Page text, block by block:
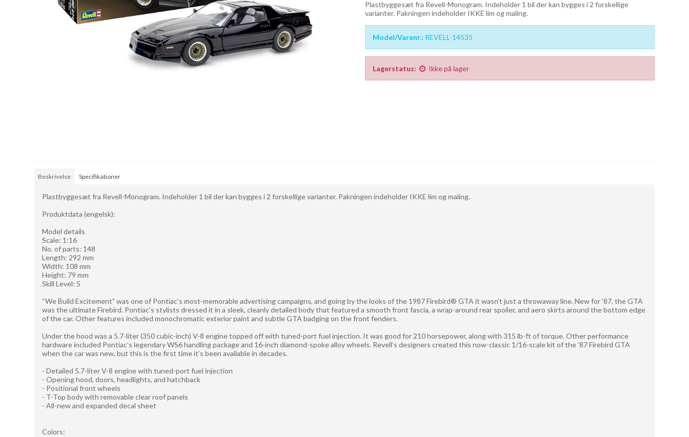
Plastbyggesæt fra Revell-Monogram. Indeholder 1 bil der kan bygges i 2 forskellige
varianter. Pakningen indeholder IKKE lim og maling.
Model/Varenr.: REVELL-14535
Lagerstatus: Ikke på lager
Beskrivelse Specifikationer
Plastbyggesæt fra Revell-Monogram. Indeholder 1 bil der kan bygges i 2 forskellige varianter. Pakningen indeholder IKKE lim og maling.
Produktdata (engelsk):
Model details
Scale: 1:16
No. of parts: 148
Length: 292 mm
Width: 108 mm
Height: 79 mm
Skill Level: 5
“We Build Excitement” was one of Pontiac’s most-memorable advertising campaigns, and going by the looks of the 1987 Firebird® GTA it wasn’t just a throwaway line. New for ‘87, the GTA
was the ultimate Firebird. Pontiac’s stylists dressed it in a sleek, cleanly detailed body that featured a smooth front fascia, a wrap-around rear spoiler, and aero skirts around the bottom edge
of the car. Other features included monochromatic exterior paint and subtle GTA badging on the front fenders.
Under the hood was a 5.7-liter (350 cubic-inch) V-8 engine topped off with tuned-port fuel injection. It was good for 210 horsepower, along with 315 lb-ft of torque. Other performance
hardware included Pontiac’s legendary WS6 handling package and 16-inch diamond-spoke alloy wheels. Revell’s designers created this now-classic 1/16-scale kit of the ’87 Firebird GTA
when the car was new, but this is the first time it’s been available in decades.
- Detailed 5.7-liter V-8 engine with tuned-port fuel injection
- Opening hood, doors, headlights, and hatchback
- Positional front wheels
- T-Top body with removable clear roof panels
- All-new and expanded decal sheet
Colors: